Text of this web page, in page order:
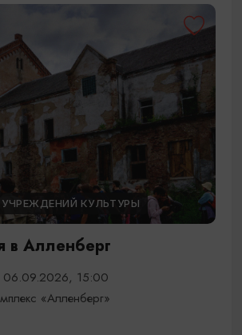
КУЛЬТУРЫ
в Алленберг
15:00
«Алленберг»